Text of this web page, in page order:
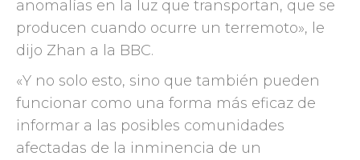
anomalías en la luz que transportan, que se
producen cuando ocurre un terremoto», le
dijo Zhan a la BBC.
«Y no solo esto, sino que también pueden
funcionar como una forma más eficaz de
informar a las posibles comunidades
afectadas de la inminencia de un